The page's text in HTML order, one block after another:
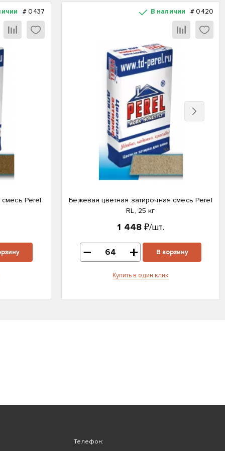
# 0437
Perel
В наличии # 0420
Бежевая цветная затирочная смесь Perel
RL, 25 кг
1 448 ₽/шт.
В корзину
Купить в один клик
Вперед
Телефон: